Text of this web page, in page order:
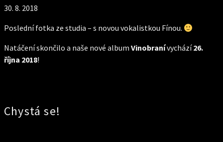
30. 8. 2018
Poslední fotka ze studia – s novou vokalistkou Fínou.
Natáčení skončilo a naše nové album Vinobranívychází26.
října 2018!
Chystá se!